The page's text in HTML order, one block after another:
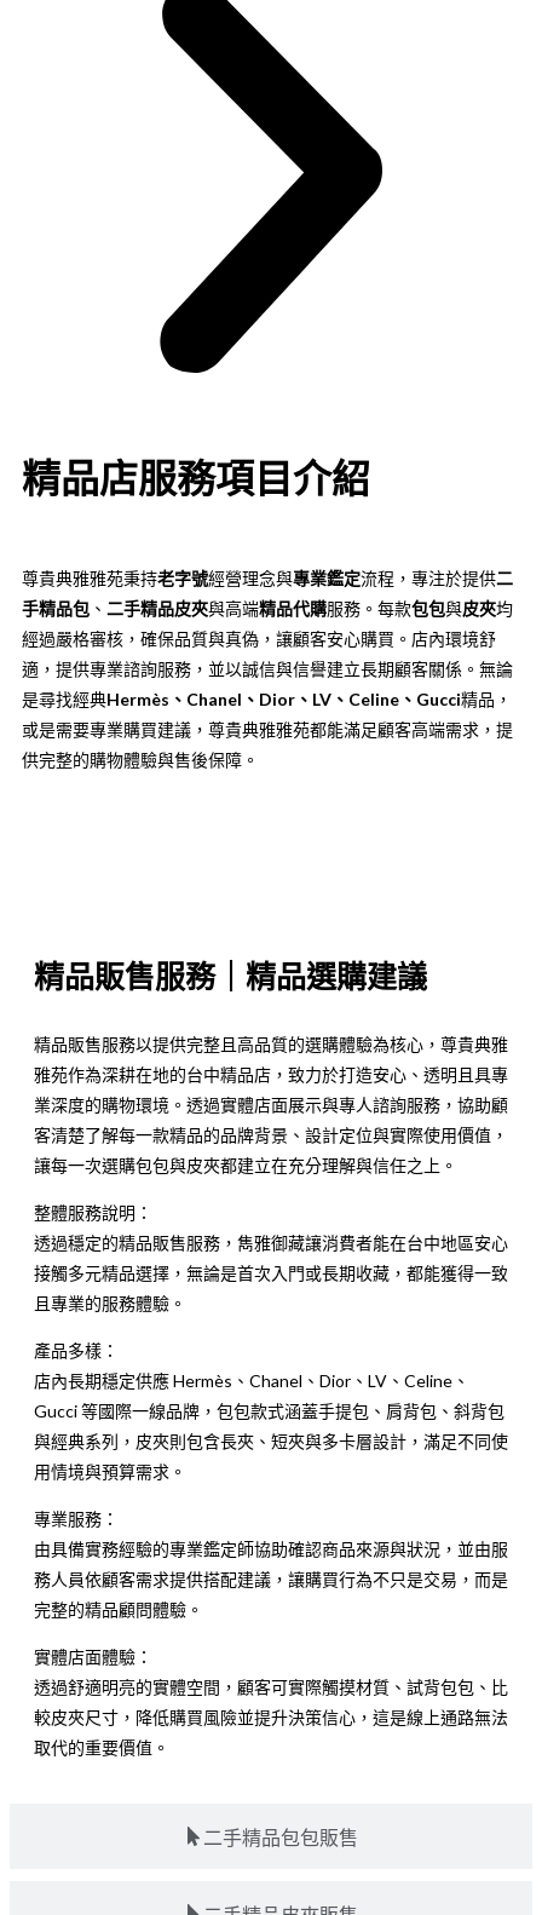
精品店服務項目介紹
尊貴典雅雅苑秉持老字號經營理念與專業鑑定流程，專注於提供二
手精品包 、 二手精品皮夾與高端精品代購服務。每款包包與皮夾均
經過嚴格審核，確保品質與真偽，讓顧客安心購買。店內環境舒
適，提供專業諮詢服務，並以誠信與信譽建立長期顧客關係。無論
是尋找經典Hermès、Chanel、Dior、LV、Celine、Gucci精品，
或是需要專業購買建議，尊貴典雅雅苑都能滿足顧客高端需求，提
供完整的購物體驗與售後保障。
二手精品包包販售
精品販售服務｜精品選購建議
精品販售服務以提供完整且高品質的選購體驗為核心，尊貴典雅
雅苑作為深耕在地的台中精品店，致力於打造安心、透明且具專
業深度的購物環境。透過實體店面展示與專人諮詢服務，協助顧
客清楚了解每一款精品的品牌背景、設計定位與實際使用價值，
讓每一次選購包包與皮夾都建立在充分理解與信任之上。
整體服務說明：
透過穩定的精品販售服務，雋雅御藏讓消費者能在台中地區安心
接觸多元精品選擇，無論是首次入門或長期收藏，都能獲得一致
且專業的服務體驗。
產品多樣：
店內長期穩定供應 Hermès、Chanel、Dior、LV、Celine、
Gucci 等國際一線品牌，包包款式涵蓋手提包、肩背包、斜背包
與經典系列，皮夾則包含長夾、短夾與多卡層設計，滿足不同使
用情境與預算需求。
專業服務：
由具備實務經驗的專業鑑定師協助確認商品來源與狀況，並由服
務人員依顧客需求提供搭配建議，讓購買行為不只是交易，而是
完整的精品顧問體驗。
實體店面體驗：
透過舒適明亮的實體空間，顧客可實際觸摸材質、試背包包、比
較皮夾尺寸，降低購買風險並提升決策信心，這是線上通路無法
取代的重要價值。